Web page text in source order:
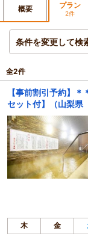
概要 プラン
2件
条件を変更して検
全2件
【事前割引予約】
セット付】（山梨
木 金